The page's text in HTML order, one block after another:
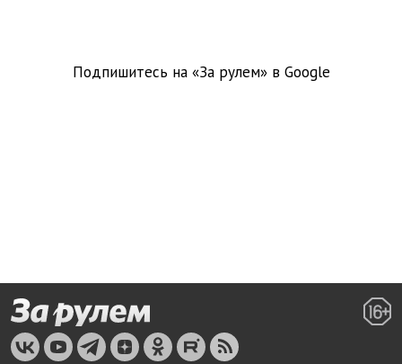
Подпишитесь на «За рулем» в Google